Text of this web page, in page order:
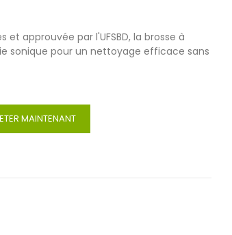
approuvée par l'UFSBD, la brosse à
sonique pour un nettoyage efficace sans
MAINTENANT